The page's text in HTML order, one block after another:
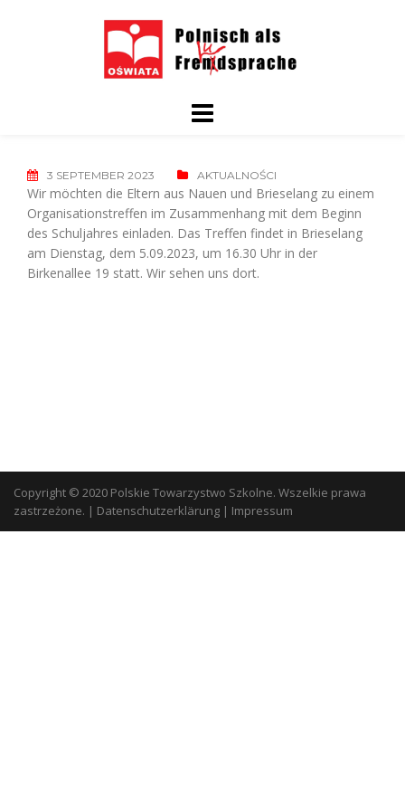
3 SEPTEMBER 2023 AKTUALNOŚCI
Wir möchten die Eltern aus Nauen und Brieselang zu einem
Organisationstreffen im Zusammenhang mit dem Beginn
des Schuljahres einladen. Das Treffen findet in Brieselang
am Dienstag, dem 5.09.2023, um 16.30 Uhr in der
Birkenallee 19 statt. Wir sehen uns dort.
Copyright © 2020 Polskie Towarzystwo Szkolne. Wszelkie prawa
zastrzeżone. | Datenschutzerklärung | Impressum